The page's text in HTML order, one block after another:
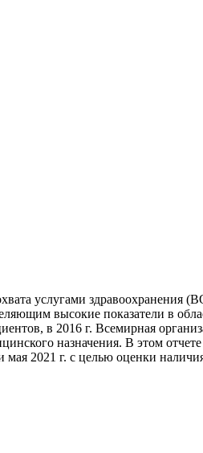
услугами здравоохранения
высокие показатели в
в 2016 г. Всемирная
назначения. В этом
мая 2021 г. с целью оценки